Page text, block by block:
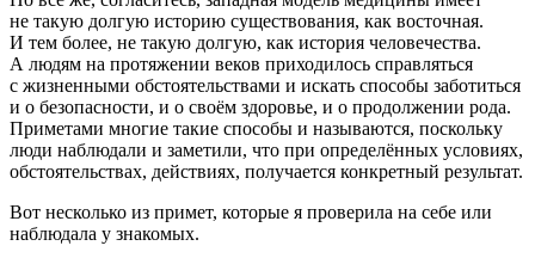
не такую долгую историю существования, как восточная.
И тем более, не такую долгую, как история человечества.
А людям на протяжении веков приходилось справляться
с жизненными обстоятельствами и искать способы заботиться
и о безопасности, и о своём здоровье, и о продолжении рода.
Приметами многие такие способы и называются, поскольку
люди наблюдали и заметили, что при определённых условиях,
обстоятельствах, действиях, получается конкретный результат.
Вот несколько из примет, которые я проверила на себе или
наблюдала у знакомых.